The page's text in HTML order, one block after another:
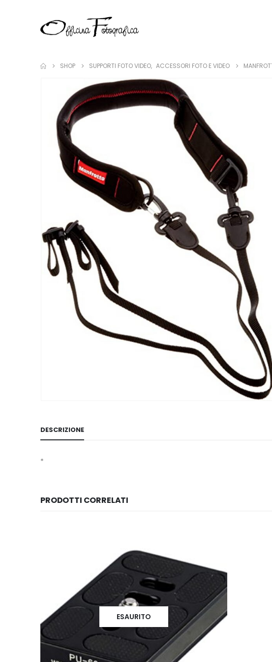
SHOP SUPPORTI FOTO VIDEO, ACCESSORI FOTO E VIDEO
DESCRIZIONE
*
PRODOTTI CORRELATI
ESAURITO